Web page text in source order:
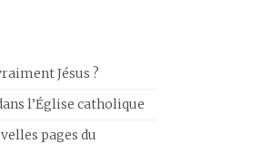
Jésus ?
l’Église catholique
pages du